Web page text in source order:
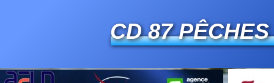
CD 87